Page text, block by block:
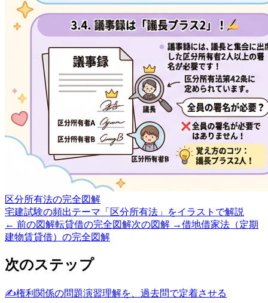
区分所有法の完全図解
宅建試験の頻出テーマ「区分所有法」をイラストで解説
← 前の図解転貸借の完全図解次の図解 →借地借家法（定期
建物賃貸借）の完全図解
次のステップ
✍️権利関係の問題演習理解を、過去問で定着させる